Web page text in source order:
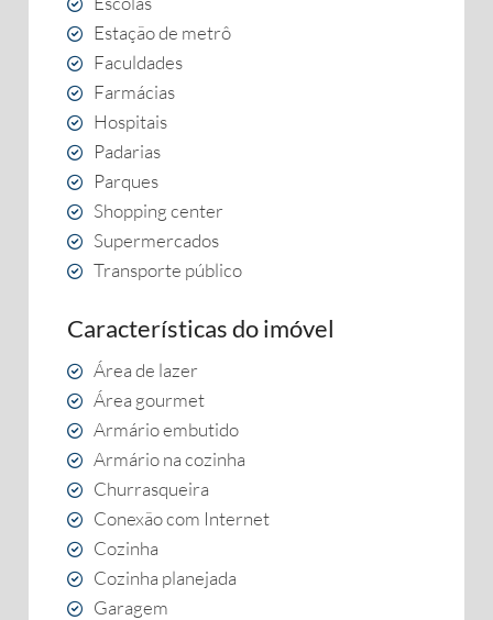
Estação de metrô
Faculdades
Farmácias
Hospitais
Padarias
Parques
Shopping center
Supermercados
Transporte público
Características do imóvel
Área de lazer
Área gourmet
Armário embutido
Armário na cozinha
Churrasqueira
Conexão com Internet
Cozinha
Cozinha planejada
Garagem